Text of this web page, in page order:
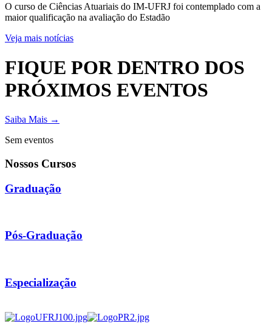
O curso de Ciências Atuariais do IM-UFRJ foi contemplado com a
maior qualificação na avaliação do Estadão
Veja mais notícias
FIQUE POR DENTRO DOS
PRÓXIMOS EVENTOS
Saiba Mais →
Sem eventos
Nossos Cursos
Graduação
Pós-Graduação
Especialização